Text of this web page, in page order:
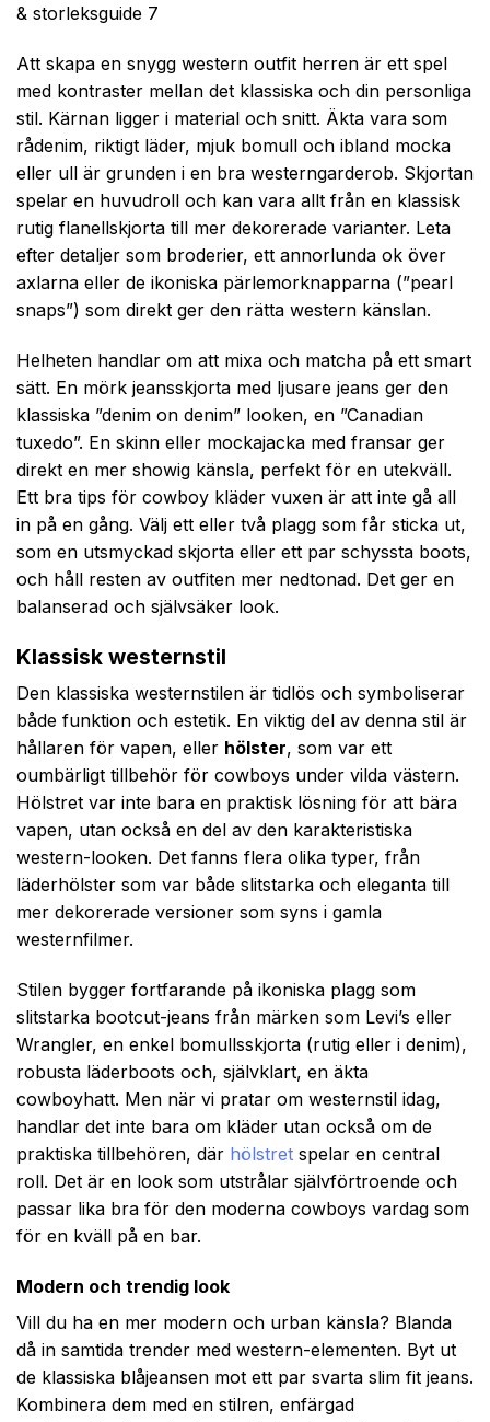
& storleksguide 7
Att skapa en snygg western outfit herren är ett spel
med kontraster mellan det klassiska och din personliga
stil. Kärnan ligger i material och snitt. Äkta vara som
rådenim, riktigt läder, mjuk bomull och ibland mocka
eller ull är grunden i en bra westerngarderob. Skjortan
spelar en huvudroll och kan vara allt från en klassisk
rutig flanellskjorta till mer dekorerade varianter. Leta
efter detaljer som broderier, ett annorlunda ok över
axlarna eller de ikoniska pärlemorknapparna (”pearl
snaps”) som direkt ger den rätta western känslan.
Helheten handlar om att mixa och matcha på ett smart
sätt. En mörk jeansskjorta med ljusare jeans ger den
klassiska ”denim on denim” looken, en ”Canadian
tuxedo”. En skinn eller mockajacka med fransar ger
direkt en mer showig känsla, perfekt för en utekväll.
Ett bra tips för cowboy kläder vuxen är att inte gå all
in på en gång. Välj ett eller två plagg som får sticka ut,
som en utsmyckad skjorta eller ett par schyssta boots,
och håll resten av outfiten mer nedtonad. Det ger en
balanserad och självsäker look.
Klassisk westernstil
Den klassiska westernstilen är tidlös och symboliserar
både funktion och estetik. En viktig del av denna stil är
hållaren för vapen, eller hölster, som var ett
oumbärligt tillbehör för cowboys under vilda västern.
Hölstret var inte bara en praktisk lösning för att bära
vapen, utan också en del av den karakteristiska
western-looken. Det fanns flera olika typer, från
läderhölster som var både slitstarka och eleganta till
mer dekorerade versioner som syns i gamla
westernfilmer.
Stilen bygger fortfarande på ikoniska plagg som
slitstarka bootcut-jeans från märken som Levi’s eller
Wrangler, en enkel bomullsskjorta (rutig eller i denim),
robusta läderboots och, självklart, en äkta
cowboyhatt. Men när vi pratar om westernstil idag,
handlar det inte bara om kläder utan också om de
praktiska tillbehören, där hölstret spelar en central
roll. Det är en look som utstrålar självförtroende och
passar lika bra för den moderna cowboys vardag som
för en kväll på en bar.
Modern och trendig look
Vill du ha en mer modern och urban känsla? Blanda
då in samtida trender med western-elementen. Byt ut
de klassiska blåjeansen mot ett par svarta slim fit jeans.
Kombinera dem med en stilren, enfärgad